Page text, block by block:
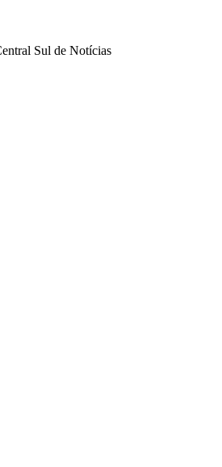
Sul de Notícias